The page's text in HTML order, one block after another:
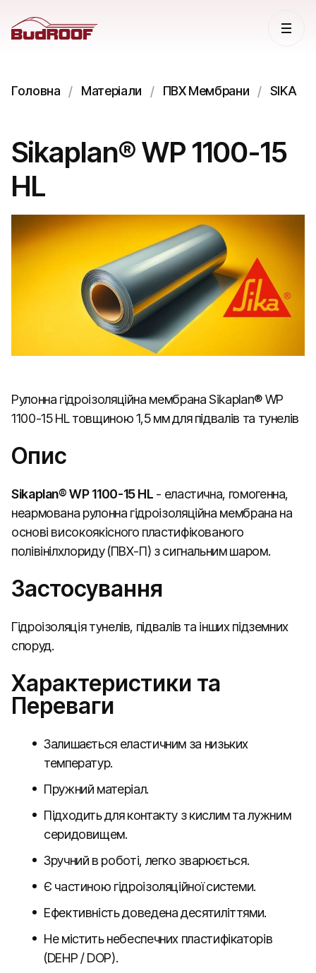
Головна Матеріали ПВХ Мембрани SIKA
Sikaplan® WP 1100-15
HL
Рулонна гідроізоляційна мембрана Sikaplan® WP
1100-15 HL товщиною 1,5 мм для підвалів та тунелів
Опис
Sikaplan® WP 1100-15 HL - еластична, гомогенна,
неармована рулонна гідроізоляційна мембрана на
основі високоякісного пластифікованого
полівінілхлориду (ПВХ-П) з сигнальним шаром.
Застосування
Гідроізоляція тунелів, підвалів та інших підземних
споруд.
Характеристики та
Переваги
Залишається еластичним за низьких
температур.
Пружний матеріал.
Підходить для контакту з кислим та лужним
серидовищем.
Зручний в роботі, легко зварюється.
Є частиною гідроізоляційної системи.
Ефективність доведена десятиліттями.
Не містить небеспечних пластифікаторів
(DEHP / DOP).